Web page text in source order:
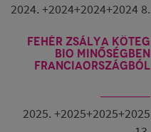
2024. +2024+2024+2024 8.
Fehér zsálya köteg
BIO minőségben
Franciaországból
2025. +2025+2025+2025